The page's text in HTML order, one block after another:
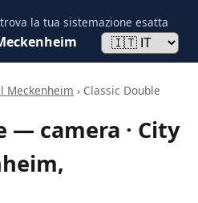
la tua sistemazione esatta
Meckenheim › Classic Double
— camera · City